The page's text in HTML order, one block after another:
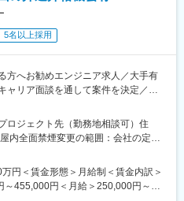
画面など）
奨）
調整、ドキュメント作成
復旧
、Db2
業でのデータ基盤設計・開発
5名以上採用
方へお勧めエンジニア求人／大手有
ャリア面談を通して案件を決定／年
ます。
官公庁など、幅広い業界のモダンな
ロジェクト先（勤務地相談可）住
内全面禁煙変更の範囲：会社の定め
円＜賃金形態＞月給制＜賃金内訳＞
～455,000円＜月給＞250,000円～